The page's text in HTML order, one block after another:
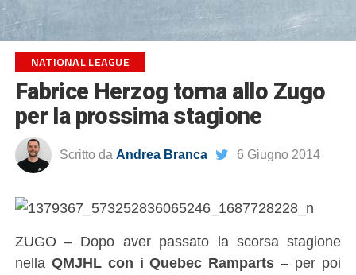
NATIONAL LEAGUE
Fabrice Herzog torna allo Zugo
per la prossima stagione
Scritto da Andrea Branca 6 Giugno 2014
ZUGO – Dopo aver passato la scorsa stagione
nella QMJHL con i Quebec Ramparts – per poi